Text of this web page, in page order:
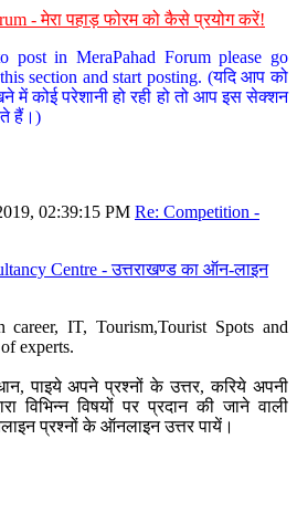
- मेरा पहाड़ फोरम को कैसे प्रयोग करें!
in MeraPahad Forum please go
section and start posting. (यदि आप को
में कोई परेशानी हो रही हो तो आप इस सेक्शन
हैं।)
02:39:15 PM Re: Competition -
Centre - उत्तराखण्ड का ऑन-लाइन
career, IT, Tourism,Tourist Spots and
experts.
पाइये अपने प्रश्नों के उत्तर, करिये अपनी
विभिन्न विषयों पर प्रदान की जाने वाली
प्रश्नों के ऑनलाइन उत्तर पायें।